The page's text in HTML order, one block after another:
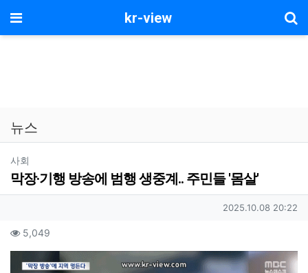
메뉴 kr-view
뉴스
사회
막장·기행 방송에 범행 생중계.. 주민들 '몸살'
작성일
2025.10.08 20:22
컨텐츠 정보
5,049
본문